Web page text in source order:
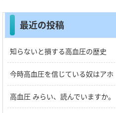
最近の投稿
知らないと損する高血圧の歴史
今時高血圧を信じている奴はアホ
高血圧 みらい、読んでいますか。